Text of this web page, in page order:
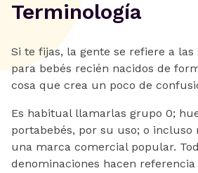
Terminología
Si te fijas, la gente se refiere a las
para bebés recién nacidos de
cosa que crea un poco de
Es habitual llamarlas grupo 0;
portabebés, por su uso; o incluso
una marca comercial popular.
denominaciones hacen